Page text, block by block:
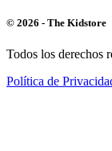
© 2026 - The Kidstore
Todos los derechos
Política de